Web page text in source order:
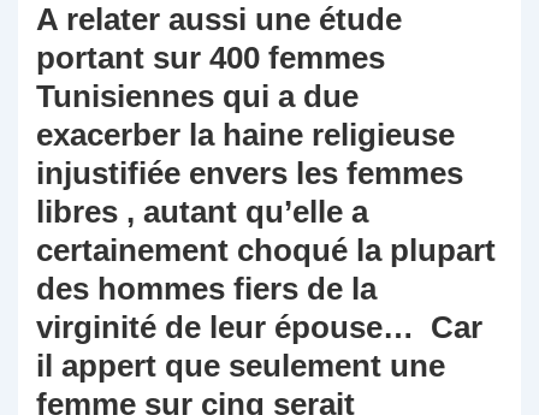
A relater aussi une étude
portant sur 400 femmes
Tunisiennes qui a due
exacerber la haine religieuse
injustifiée envers les femmes
libres , autant qu’elle a
certainement choqué la plupart
des hommes fiers de la
virginité de leur épouse… Car
il appert que seulement une
femme sur cinq serait